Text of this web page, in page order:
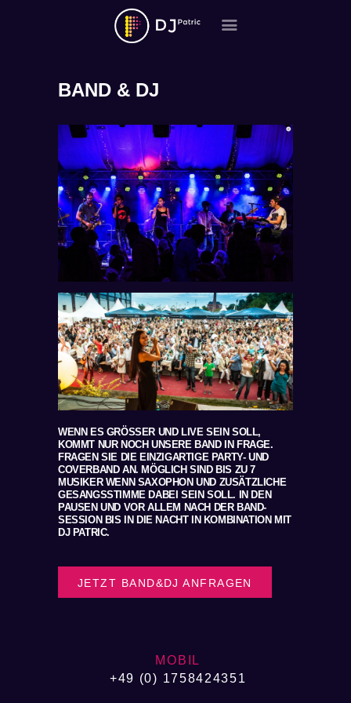
ÜBER MICH
MUSIK ABO
PARTNER
KONTAKT
BAND & DJ
WENN ES GRÖSSER UND LIVE SEIN SOLL, K
OMMT NUR NOCH UNSERE BAND IN FRAGE. F
RAGEN SIE DIE EINZIGARTIGE PARTY- UND C
OVERBAND AN. MÖGLICH SIND BIS ZU 7 M
USIKER WENN SAXOPHON UND ZUSÄTZLICHE G
ESANGSSTIMME DABEI SEIN SOLL. IN DEN P
AUSEN UND VOR ALLEM NACH DER BAND-S
ESSION BIS IN DIE NACHT IN KOMBINATION MIT D
J PATRIC.
JETZT BAND&DJ ANFRAGEN
MOBIL
+49 (0) 1758424351